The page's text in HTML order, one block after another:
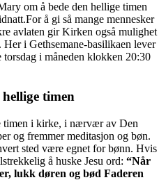
om å bede den hellige timen
å gi så mange mennesker
avlaten gir Kirken også mulighet
i Gethsemane-basilikaen lever
i måneden klokken 20:30
timen
timen i kirke, i nærvær av Den
og fremmer meditasjon og bøn.
sted være egnet for bønn. Hvis
å huske Jesu ord: “Når
lukk døren og bød Faderen